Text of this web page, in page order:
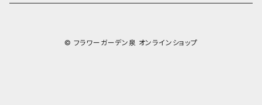
© フラワーガーデン泉 オンラインショップ